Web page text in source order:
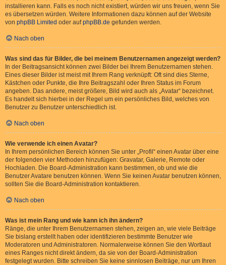
installieren kann. Falls es noch nicht existiert, würden wir uns freuen, wenn Sie
es übersetzen würden. Weitere Informationen dazu können auf der Website
von phpBB Limited oder aufphpBB.de gefunden werden.
Nach oben
Was sind das für Bilder, die bei meinem Benutzernamen angezeigt werden?
In der Beitragsansicht können zwei Bilder bei Ihrem Benutzernamen stehen.
Eines dieser Bilder ist meist mit Ihrem Rang verknüpft: Oft sind dies Sterne,
Kästchen oder Punkte, die Ihre Beitragszahl oder Ihren Status im Forum
angeben. Das andere, meist größere, Bild wird auch als „Avatar“ bezeichnet.
Es handelt sich hierbei in der Regel um ein persönliches Bild, welches von
Benutzer zu Benutzer unterschiedlich ist.
Nach oben
Wie verwende ich einen Avatar?
In Ihrem persönlichen Bereich können Sie unter „Profil“ einen Avatar über eine
der folgenden vier Methoden hinzufügen: Gravatar, Galerie, Remote oder
Hochladen. Die Board-Administration kann bestimmen, ob und wie die
Benutzer Avatare benutzen können. Wenn Sie keinen Avatar benutzen können,
sollten Sie die Board-Administration kontaktieren.
Nach oben
Was ist mein Rang und wie kann ich ihn ändern?
Ränge, die unter Ihrem Benutzernamen stehen, zeigen an, wie viele Beiträge
Sie bislang erstellt haben oder identifizieren bestimmte Benutzer wie
Moderatoren und Administratoren. Normalerweise können Sie den Wortlaut
eines Ranges nicht direkt ändern, da sie von der Board-Administration
festgelegt wurden. Bitte schreiben Sie keine sinnlosen Beiträge, nur um Ihren